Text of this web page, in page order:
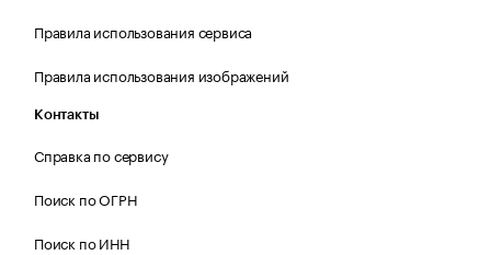
Правила использования сервиса
Правила использования изображений
Контакты
Справка по сервису
Поиск по ОГРН
Поиск по ИНН